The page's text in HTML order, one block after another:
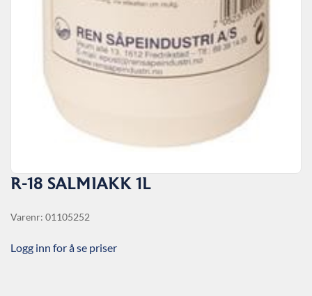
R-18 SALMIAKK 1L
Varenr: 01105252
Logg inn for å se priser